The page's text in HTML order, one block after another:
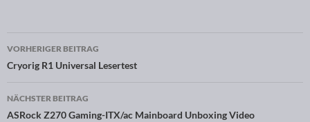
Beitragsnavigation
VORHERIGER BEITRAG
Cryorig R1 Universal Lesertest
NÄCHSTER BEITRAG
ASRock Z270 Gaming-ITX/ac Mainboard Unboxing Video